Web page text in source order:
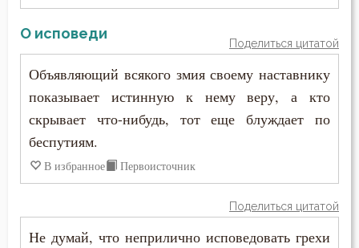
О исповеди
Поделиться цитатой
Объявляющий всякого змия своему наставнику
показывает истинную к нему веру, а кто
скрывает что-нибудь, тот еще блуждает по
беспутиям.
В избранное Первоисточник
Поделиться цитатой
Не думай, что неприлично исповедовать грехи